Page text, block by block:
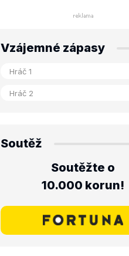
Vzájemné zápasy
Soutěž
Soutěžte o
10.000 korun!